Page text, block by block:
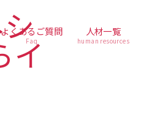
よくあるご質問
Faq
人材一覧
human resources